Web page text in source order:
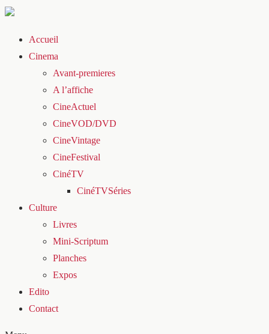
Accueil
Cinema
Avant-premieres
A l’affiche
CineActuel
CineVOD/DVD
CineVintage
CineFestival
CinéTV
CinéTVSéries
Culture
Livres
Mini-Scriptum
Planches
Expos
Edito
Contact